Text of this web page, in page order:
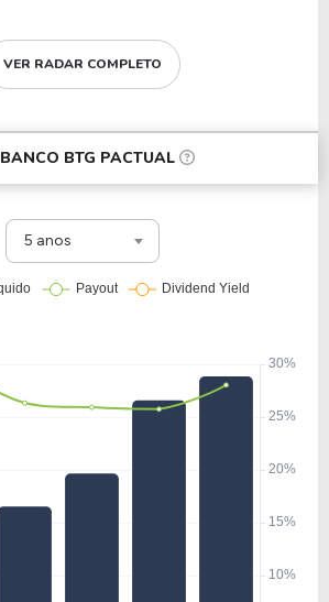
VER RADAR COMPLETO
BANCO BTG PACTUAL
5 anos